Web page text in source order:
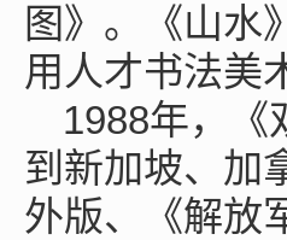
图》。《山水
用人才书法美
1988年，《
到新加坡、加
外版、《解放